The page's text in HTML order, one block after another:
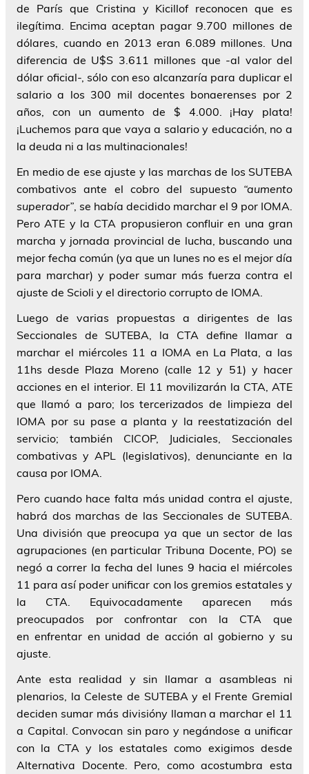
de París que Cristina y Kicillof reconocen que es
ilegítima. Encima aceptan pagar 9.700 millones de
dólares, cuando en 2013 eran 6.089 millones. Una
diferencia de U$S 3.611 millones que -al valor del
dólar oficial-, sólo con eso alcanzaría para duplicar el
salario a los 300 mil docentes bonaerenses por 2
años, con un aumento de $ 4.000. ¡Hay plata!
¡Luchemos para que vaya a salario y educación, no a
la deuda ni a las multinacionales!
En medio de ese ajuste y las marchas de los SUTEBA
combativos ante el cobro del supuesto “aumento
superador” , se había decidido marchar el 9 por IOMA.
Pero ATE y la CTA propusieron confluir en una gran
marcha y jornada provincial de lucha, buscando una
mejor fecha común (ya que un lunes no es el mejor día
para marchar) y poder sumar más fuerza contra el
ajuste de Scioli y el directorio corrupto de IOMA
Luego de varias propuestas a dirigentes de las
Seccionales de SUTEBA,
la CTA define llamar a
marchar el miércoles 11 a IOMA en La Plata, a las
11hs desde Plaza Moreno(calle 12 y 51) y hacer
acciones en el interior. El 11 movilizarán la CTA, ATE
que llamó a paro; los tercerizados de limpieza del
IOMA por su pase a planta y la reestatización del
servicio; también CICOP, Judiciales, Seccionales
combativas y APL
(legislativos), denunciante en la
causa por IOMA.
Pero cuando hace falta más unidad contra el ajuste,
habrá dos marchas de las Seccionales de SUTEBA.
Una división que preocupa ya que un sector de las
agrupaciones (en particular Tribuna Docente, PO) se
negó a correr la fecha del lunes 9 hacia el miércoles
11 para así poder unificar con los gremios estatales y
la CTA. Equivocadamente aparecen más
preocupados por confrontar con la CTA que
en enfrentar en unidad de acción al gobierno y su
ajuste
Ante esta realidad y sin llamar a asambleas ni
plenarios, la Celeste de SUTEBA y el Frente Gremial
deciden sumar más divisióny llaman a marchar el 11
a Capital. Convocan sin paro y negándose a unificar
con la CTA y los estatales como exigimos desde
Alternativa Docente . Pero, como acostumbra esta